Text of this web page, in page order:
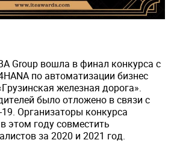
Group вошла в финал конкурса с
по автоматизации бизнес
железная дорога».
было отложено в связи с
Организаторы конкурса
этом году совместить
за 2020 и 2021 год.